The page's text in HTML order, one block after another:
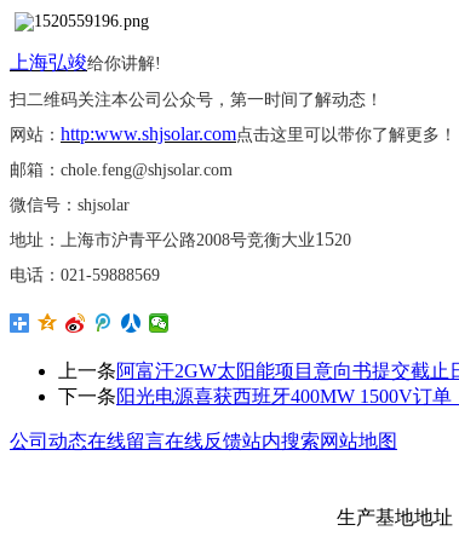
上海弘竣给你讲解!
扫二维码关注本公司公众号，第一时间了解动态！
网站： http:www.shjsolar.com点击这里可以带你了解更多！
邮箱： chole.feng@shjsolar.com
微信号： shjsolar
地址：上海市沪青平公路2008号竞衡大业1520
电话： 021-59888569
上一条阿富汗2GW太阳能项目意向书提交截止
下一条阳光电源喜获西班牙400MW 1500V订单
公司动态在线留言在线反馈站内搜索网站地图
生产基地地